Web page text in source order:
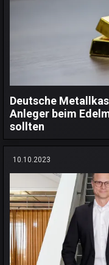
Deutsche
Anleger beim
sollten
10.10.2023